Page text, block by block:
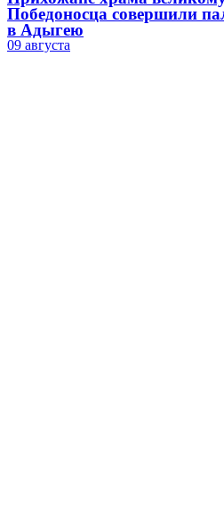
Победоносца совершили
в Адыгею
09 августа